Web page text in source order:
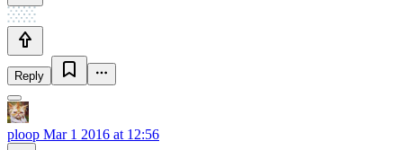
Reply
ploop Mar 1 2016 at 12:56